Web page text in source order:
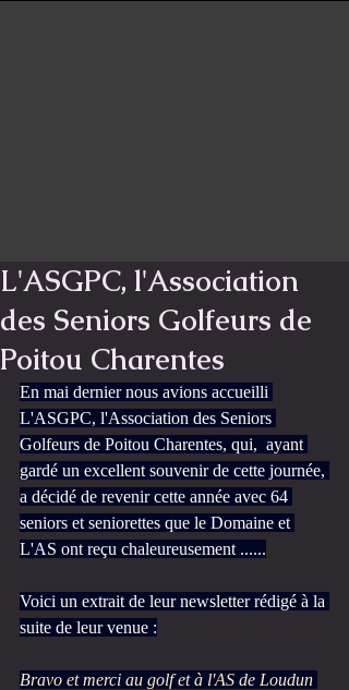
L'ASGPC, l'Association
des Seniors Golfeurs de
Poitou Charentes
En mai dernier nous avions accueilli
L'ASGPC, l'Association des Seniors
Golfeurs de Poitou Charentes, qui,  ayant
gardé un excellent souvenir de cette journée,
a décidé de revenir cette année avec 64
seniors et seniorettes que le Domaine et
L'AS ont reçu chaleureusement ......
Voici un extrait de leur newsletter rédigé à la
suite de leur venue :
Bravo et merci au golf et à l'AS de Loudun